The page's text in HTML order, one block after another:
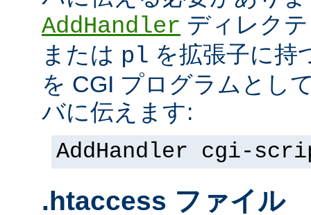
AddHandler ディレク
または pl を拡張子に持
を CGI プログラムとし
バに伝えます:
AddHandler cgi-
.htaccess ファイル